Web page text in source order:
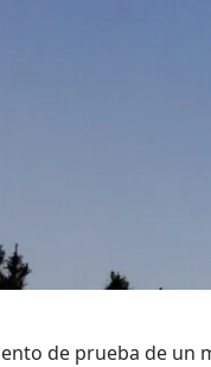
de prueba de un